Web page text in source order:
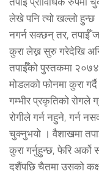
लेखे पनि त्यो खल्लो हुन्छ
नगर्न सक्छन् तर, तपाईँ
कुरा लेख्न सुरु गरेदेखि
तपाईँको पुस्तकमा २०७४
मोडलको फोनमा कुरा
गम्भीर प्रकृतिको रोगले
रोगीले गर्न नहुने, गर्न
चुक्नुभयो । वैशाखमा
कुरा गर्नुहुन्छ, फेरि
दशैंपछि चैतमा उसको